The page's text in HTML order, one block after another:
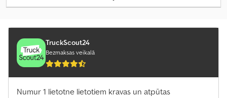
TruckScout24
Bezmaksas veikalā
Numur 1 lietotne lietotiem kravas un atpūtas